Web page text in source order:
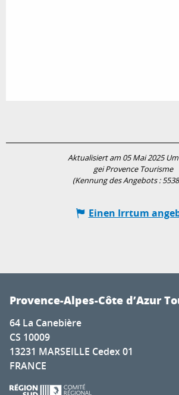
Aktualisiert am 05 Mai 2025
gei Provence Tourisme
(Kennung des Angebots :
Einen Irrtum
Provence-Alpes-Côte d’Azur
64 La Canebière
CS 10009
13231 MARSEILLE Cedex 01
FRANCE